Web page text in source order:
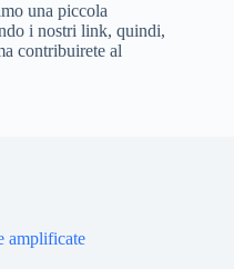
una piccola
i nostri link, quindi,
contribuirete al